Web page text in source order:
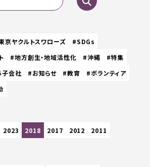
京ヤクルトスワローズ
#SDGs
#地方創生・地域活性化 #沖縄
#特集
会社 #お知らせ #教育
#ボランティア
2023 2018 2017 2012 2011